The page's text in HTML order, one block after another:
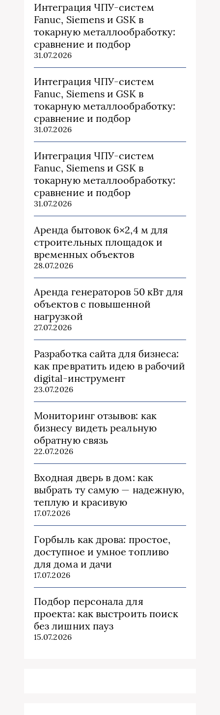
Интеграция ЧПУ-систем
Fanuc, Siemens и GSK в
токарную металлообработку:
сравнение и подбор
31.07.2026
Интеграция ЧПУ-систем
Fanuc, Siemens и GSK в
токарную металлообработку:
сравнение и подбор
31.07.2026
Интеграция ЧПУ-систем
Fanuc, Siemens и GSK в
токарную металлообработку:
сравнение и подбор
31.07.2026
Аренда бытовок 6×2,4 м для
строительных площадок и
временных объектов
28.07.2026
Аренда генераторов 50 кВт для
объектов с повышенной
нагрузкой
27.07.2026
Разработка сайта для бизнеса:
как превратить идею в рабочий
digital-инструмент
23.07.2026
Мониторинг отзывов: как
бизнесу видеть реальную
обратную связь
22.07.2026
Входная дверь в дом: как
выбрать ту самую — надежную,
теплую и красивую
17.07.2026
Горбыль как дрова: простое,
доступное и умное топливо
для дома и дачи
17.07.2026
Подбор персонала для
проекта: как выстроить поиск
без лишних пауз
15.07.2026